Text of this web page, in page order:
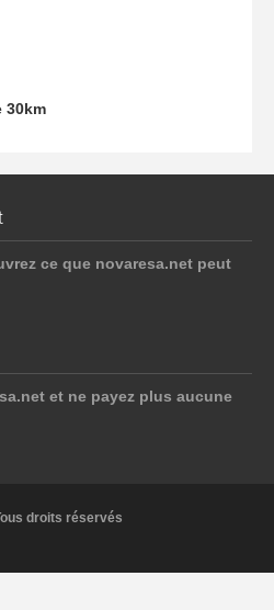
30km
ce que novaresa.net peut
et ne payez plus aucune
droits réservés